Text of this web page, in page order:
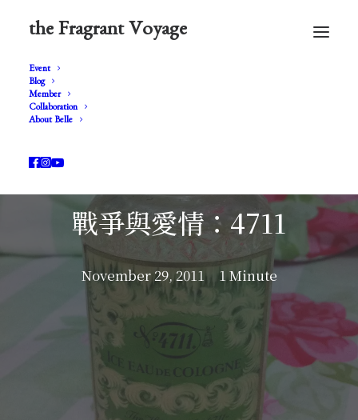
the Fragrant Voyage
Event
Blog
Member
Collaboration
About Belle
戰爭與愛情：4711
November 29, 2011 1 Minute